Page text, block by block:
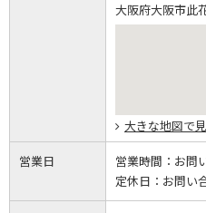
大阪府大阪市此
大きな地図で
営業日 営業時間： お問
定休日： お問い